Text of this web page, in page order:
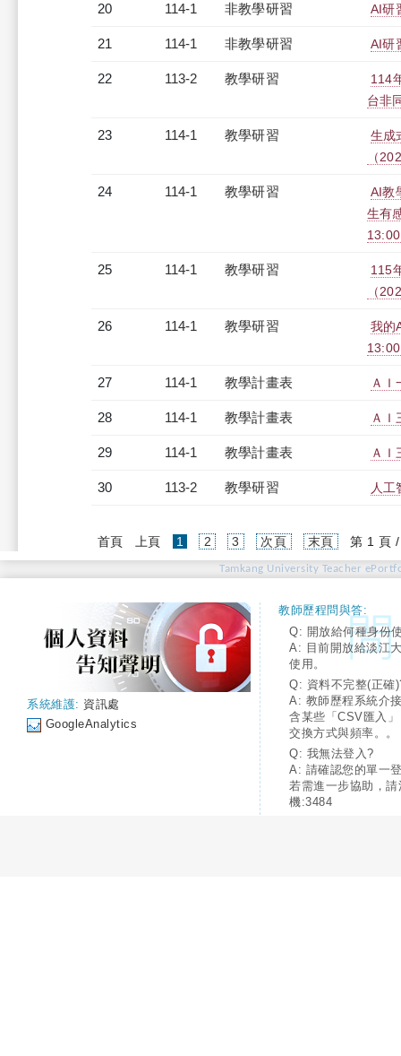
20 114-1 非教學研習 AI研
21 114-1 非教學研習 AI研
22 113-2 教學研習
114
台非
23 114-1 教學研習
生成
（
24 114-1 教學研習
AI教
生有
25 114-1 教學研習
115
（
26 114-1 教學研習
我的
27 114-1 教學計畫表 Ａ
28 114-1 教學計畫表 Ａ
29 114-1 教學計畫表 Ａ
30 113-2 教學研習 人
首頁 上頁 1 (current)
2 3 次頁 末頁 第 1 頁
Tamkang University Teacher
系統維護: 資訊處
GoogleAnalytics
教師歷程問與答:
Q: 開放給何種身份
A: 目前開放給淡江
使用。
Q: 資料不完整(正確
A: 教師歷程系統介
含某些「CSV匯入
交換方式與頻率。。
Q: 我無法登入?
A: 請確認您的單一
若需進一步協助，
機:3484